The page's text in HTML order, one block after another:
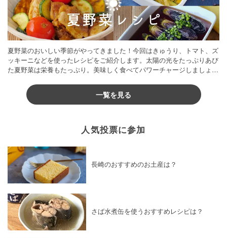
夏野菜のおいしい季節がやってきました！今回はきゅうり、トマト、ズ
ッキーニなどを使ったレシピをご紹介します。太陽の光をたっぷりあび
た夏野菜は栄養もたっぷり。美味しく食べてパワーチャージしましょう
一覧を見る
人気投票に参加
長崎のおすすめのお土産は？
さば水煮缶を使うおすすめレシピは？